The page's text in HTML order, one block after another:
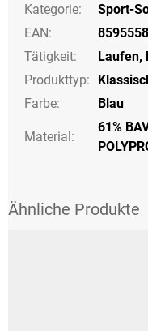
Kategorie:
Sport-
EAN:
Tätigkeit: Laufen,
Produkttyp:
Farbe: Blau
Material:
61%